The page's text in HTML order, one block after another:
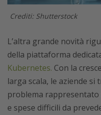
Crediti: Shutterstock
L’altra grande novità
della piattaforma
Kubernetes. Con la
larga scala, le aziende
problema
e spese difficili da